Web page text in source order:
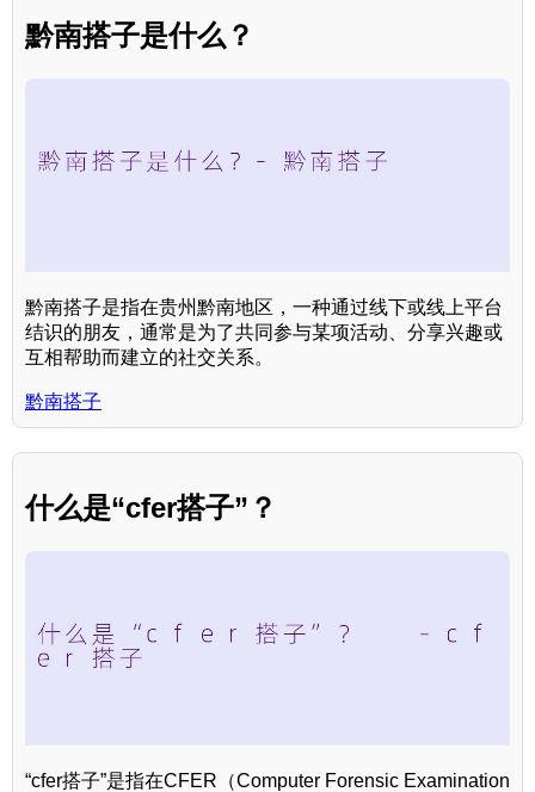
黔南搭子是什么？
黔南搭子是指在贵州黔南地区，一种通过线下或线上平台
结识的朋友，通常是为了共同参与某项活动、分享兴趣或
互相帮助而建立的社交关系。
黔南搭子
什么是“cfer搭子”？
“cfer搭子”是指在CFER（Computer Forensic Examination